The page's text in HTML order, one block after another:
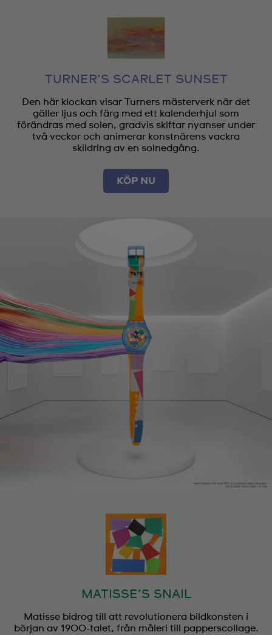
TURNER’S SCARLET SUNSET
Den här klockan visar Turners mästerverk när det
gäller ljus och färg med ett kalenderhjul som
förändras med solen, gradvis skiftar nyanser under
två veckor och animerar konstnärens vackra
skildring av en solnedgång.
KÖP NU
MATISSE’S SNAIL
Matisse bidrog till att revolutionera bildkonsten i
början av 1900-talet, från måleri till papperscollage.